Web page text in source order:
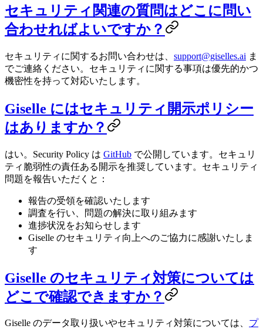
セキュリティ関連の質問はどこに問い
合わせればよいですか？
セキュリティに関するお問い合わせは、 support@giselles.ai ま
でご連絡ください。セキュリティに関する事項は優先的かつ
機密性を持って対応いたします。
Giselle にはセキュリティ開示ポリシー
はありますか？
はい。Security Policy は GitHub で公開しています。セキュリ
ティ脆弱性の責任ある開示を推奨しています。セキュリティ
問題を報告いただくと：
報告の受領を確認いたします
調査を行い、問題の解決に取り組みます
進捗状況をお知らせします
Giselle のセキュリティ向上へのご協力に感謝いたしま
す
Giselle のセキュリティ対策については
どこで確認できますか？
Giselle のデータ取り扱いやセキュリティ対策については、 プ